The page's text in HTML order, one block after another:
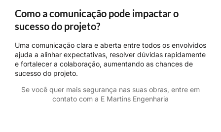
Como a comunicação pode impactar o
sucesso do projeto?
Uma comunicação clara e aberta entre todos os envolvidos
ajuda a alinhar expectativas, resolver dúvidas rapidamente
e fortalecer a colaboração, aumentando as chances de
sucesso do projeto.
Se você quer mais segurança nas suas obras, entre em
contato com a E Martins Engenharia